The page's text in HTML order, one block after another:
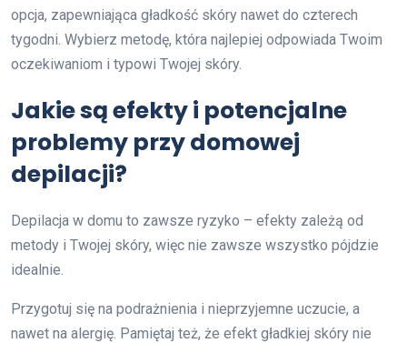
opcja, zapewniająca gładkość skóry nawet do czterech
tygodni. Wybierz metodę, która najlepiej odpowiada Twoim
oczekiwaniom i typowi Twojej skóry.
Jakie są efekty i potencjalne
problemy przy domowej
depilacji?
Depilacja w domu to zawsze ryzyko – efekty zależą od
metody i Twojej skóry, więc nie zawsze wszystko pójdzie
idealnie.
Przygotuj się na podrażnienia i nieprzyjemne uczucie, a
nawet na alergię. Pamiętaj też, że efekt gładkiej skóry nie